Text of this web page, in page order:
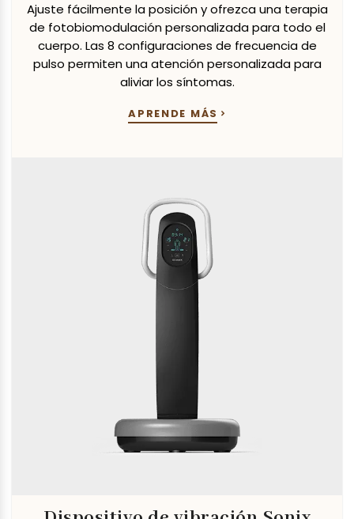
Ajuste fácilmente la posición y ofrezca una terapia
de fotobiomodulación personalizada para todo el
cuerpo. Las 8 configuraciones de frecuencia de
pulso permiten una atención personalizada para
aliviar los síntomas.
APRENDE MÁS